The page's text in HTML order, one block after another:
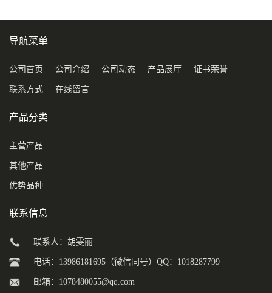
导航菜单
公司首页 公司介绍 公司动态 产品展厅 证书荣誉
联系方式 在线留言
产品分类
主营产品
其他产品
优势品种
联系信息
联系人：胡雯丽
电话：13986181695（微信同号）QQ：1018287799
邮箱： 1078480055@qq.com